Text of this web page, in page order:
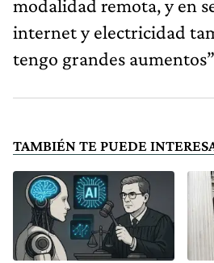
modalidad remota, y en
internet y electricidad
tengo grandes
TAMBIÉN TE PUEDE